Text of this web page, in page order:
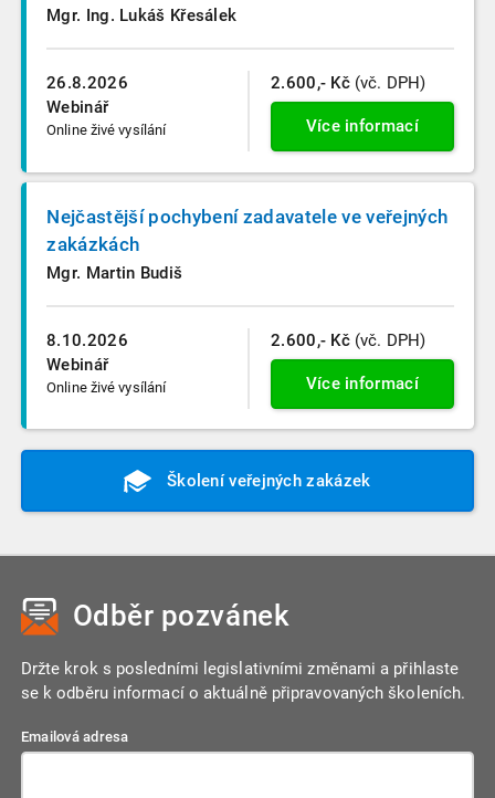
26.8.2026
Webinář
Online živé vysílání
Mgr. Ing. Lukáš Křesálek
2.600,- Kč (vč. DPH)
Více informací
8.10.2026
Webinář
Online živé vysílání
Nejčastější pochybení zadavatele ve veřejných
zakázkách
Mgr. Martin Budiš
2.600,- Kč (vč. DPH)
Více informací
Školení veřejných zakázek
Odběr pozvánek
Držte krok s posledními legislativními změnami a přihlaste
se k odběru informací o aktuálně připravovaných školeních.
Emailová adresa